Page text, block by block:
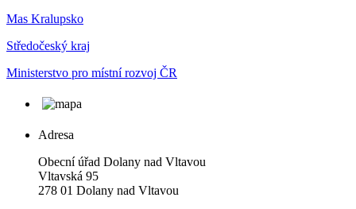
Mas Kralupsko
Středočeský kraj
Ministerstvo pro místní rozvoj ČR
Adresa
Obecní úřad Dolany nad Vltavou
Vltavská 95
278 01 Dolany nad Vltavou